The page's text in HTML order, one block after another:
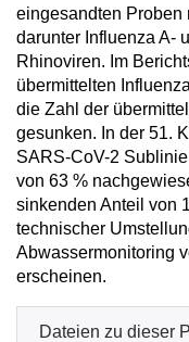
eingesandten Proben
darunter Influenza A-
Rhinoviren. Im
übermittelten
die Zahl der
gesunken. In der 51.
SARS-CoV-2
von 63 %
sinkenden Anteil von
technischer
Abwassermonitoring
erscheinen.
Dateien zu dieser